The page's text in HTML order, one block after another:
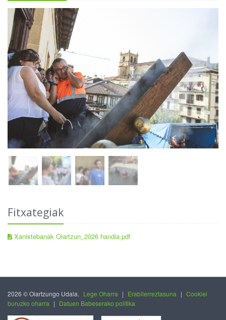
Fitxategiak
Xanistebanak Oiartzun_2026 handia.pdf
2026 © Oiartzungo Udala. Lege Oharra | Erabilerreztasuna | Cookiei
buruzko oharra | Datuen Babeserako politika